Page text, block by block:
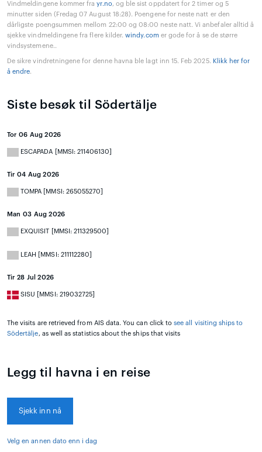
Vindmeldingene kommer frayr.no, og ble sist oppdatert for 2 timer og 5
minutter siden (Fredag 07 August 18:28). Poengene for neste natt er den
dårligste poengsummen mellom 22:00 og 08:00 neste natt. Vi anbefaler alltid å
sjekke vindmeldingene fra flere kilder.windy.comer gode for å se de større
vindsystemene..
De sikre vindretningene for denne havna ble lagt inn 15. Feb 2025. Klikk her for
å endre.
Siste besøk til Södertälje
Tor 06 Aug 2026
ESCAPADA [MMSI: 211406130]
Tir 04 Aug 2026
TOMPA [MMSI: 265055270]
Man 03 Aug 2026
EXQUISIT [MMSI: 211329500]
LEAH [MMSI: 211112280]
Tir 28 Jul 2026
SISU [MMSI: 219032725]
The visits are retrieved from AIS data. You can click tosee all visiting ships to
Södertälje, as well as statistics about the ships that visits
Legg til havna i en reise
Sjekk inn nå
Velg en annen dato enn i dag